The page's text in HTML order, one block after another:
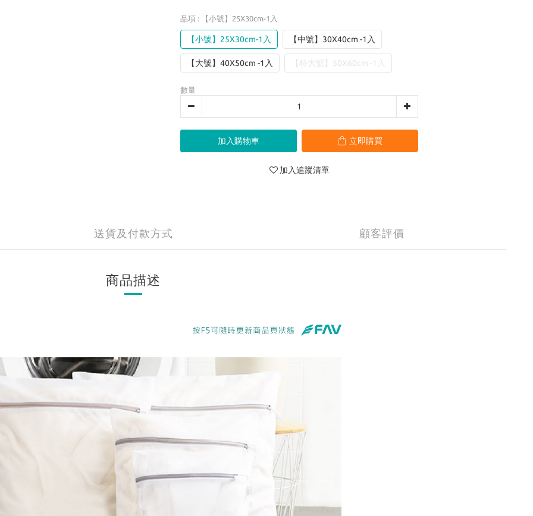
品項 : 【小號】25X30cm-1入
【小號】25X30cm-1入 【中號】30X40cm -1入
【大號】40X50cm -1入 【特大號】50X60cm -1入
數量
加入購物車 立即購買
加入追蹤清單
送貨及付款方式 顧客評價
商品描述